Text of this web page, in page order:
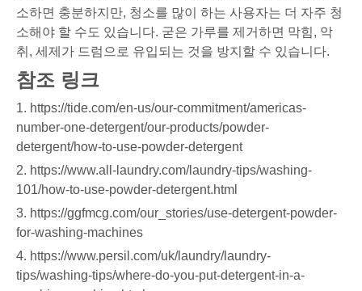
소하면 충분하지만, 청소를 ​​많이 하는 사용자는 더 자주 청
소해야 할 수도 있습니다. 굳은 가루를 제거하면 막힘, 악
취, 세제가 드럼으로 유입되는 것을 방지할 수 있습니다.
참조 링크
1. https://tide.com/en-us/our-commitment/americas-
number-one-detergent/our-products/powder-
detergent/how-to-use-powder-detergent
2. https://www.all-laundry.com/laundry-tips/washing-
101/how-to-use-powder-detergent.html
3. https://ggfmcg.com/our_stories/use-detergent-powder-
for-washing-machines
4. https://www.persil.com/uk/laundry/laundry-
tips/washing-tips/where-do-you-put-detergent-in-a-